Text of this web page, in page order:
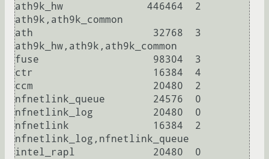
ath9k_hw              446464  2
ath9k,ath9k_common
ath                    32768  3
ath9k_hw,ath9k,ath9k_common
fuse                   98304  3
ctr                    16384  4
ccm                    20480  2
nfnetlink_queue        24576  0
nfnetlink_log          20480  0
nfnetlink              16384  2
nfnetlink_log,nfnetlink_queue
intel_rapl             20480  0